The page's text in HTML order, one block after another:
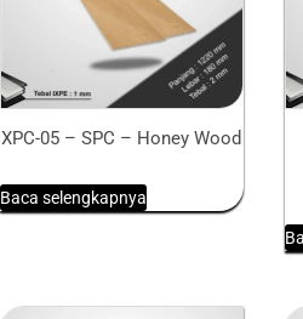
XPC-05 – SPC – Honey Wood
Baca selengkapnya